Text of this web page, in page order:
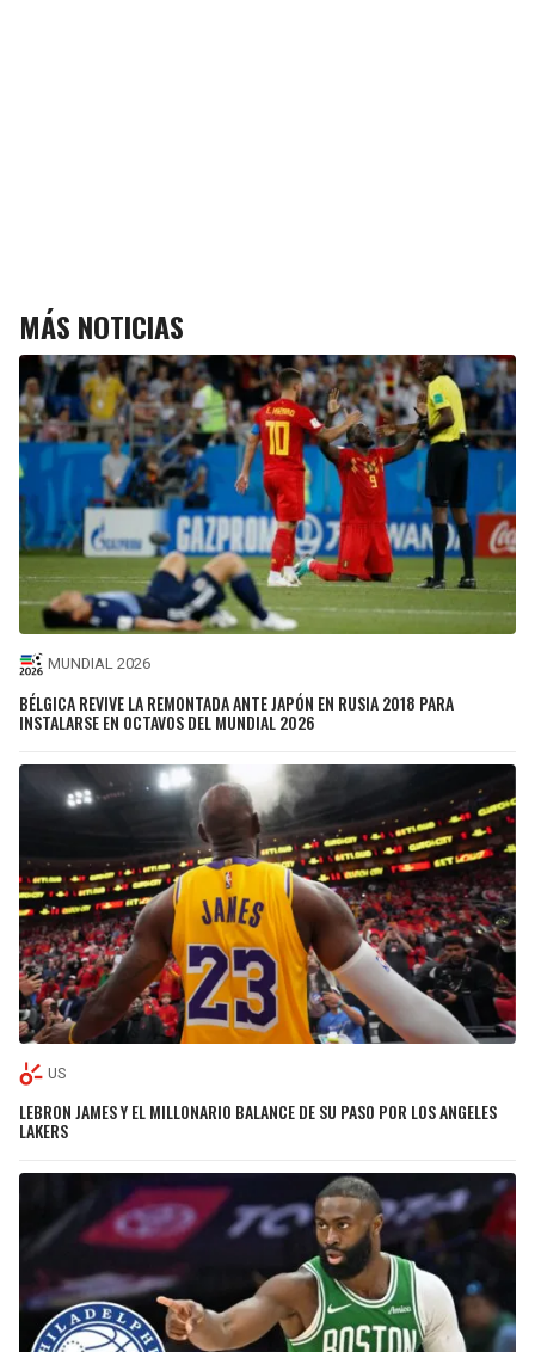
MÁS NOTICIAS
MUNDIAL 2026
BÉLGICA REVIVE LA REMONTADA ANTE JAPÓN EN RUSIA 2018 PARA
INSTALARSE EN OCTAVOS DEL MUNDIAL 2026
US
LEBRON JAMES Y EL MILLONARIO BALANCE DE SU PASO POR LOS ANGELES
LAKERS